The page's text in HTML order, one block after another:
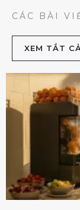
CÁC BÀI
XEM TẮT